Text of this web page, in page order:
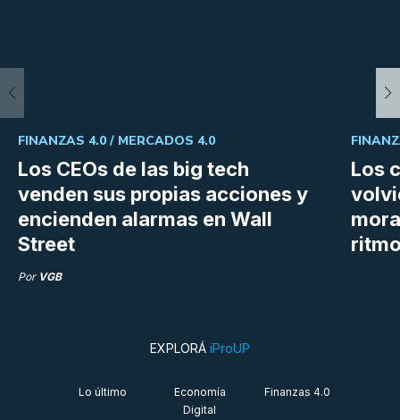
Los CEOs de las big tech
venden sus propias acciones y
encienden alarmas en Wall
Street
FINANZAS 4.0 / MERCADOS 4.0
Por VGB
Los
EXPLORÁ iProUP
Lo último
Economía
Digital
Finanzas 4.0